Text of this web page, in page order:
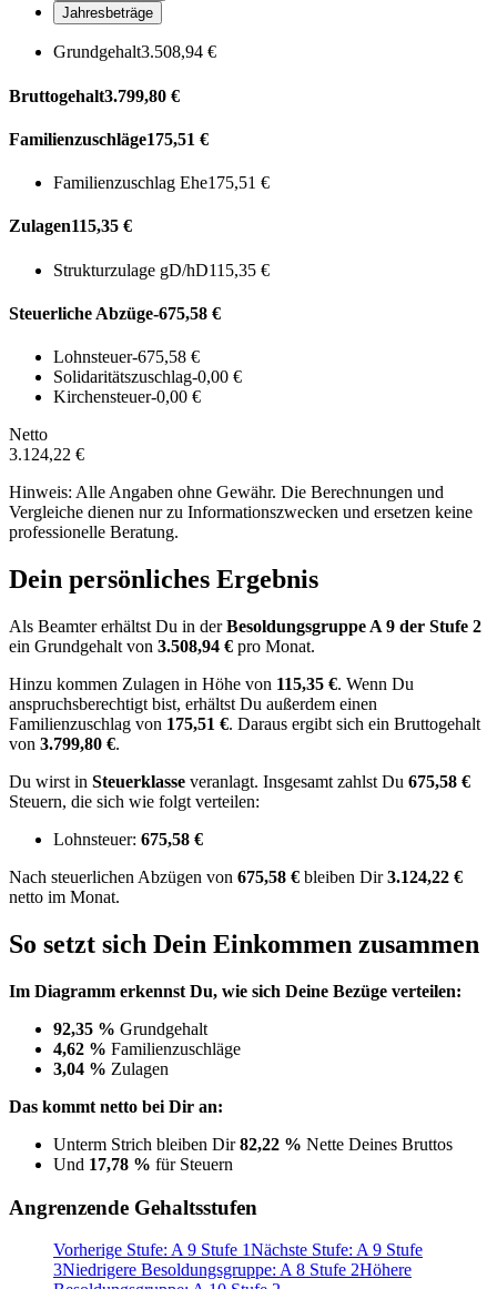
Jahresbeträge
Grundgehalt3.508,94 €
Bruttogehalt3.799,80 €
Familienzuschläge175,51 €
Familienzuschlag Ehe175,51 €
Zulagen115,35 €
Strukturzulage gD/hD115,35 €
Steuerliche Abzüge-675,58 €
Lohnsteuer-675,58 €
Solidaritätszuschlag-0,00 €
Kirchensteuer-0,00 €
Netto
3.124,22 €
Hinweis: Alle Angaben ohne Gewähr. Die Berechnungen und
Vergleiche dienen nur zu Informationszwecken und ersetzen keine
professionelle Beratung.
Dein persönliches Ergebnis
Als Beamter erhältst Du in derBesoldungsgruppe A 9 der Stufe 2
ein Grundgehalt von 3.508,94 € pro Monat.
Hinzu kommen Zulagen in Höhe von 115,35 €. Wenn Du
anspruchsberechtigt bist, erhältst Du außerdem einen
Familienzuschlag von 175,51 €. Daraus ergibt sich ein Bruttogehalt
von 3.799,80 €.
Du wirst in Steuerklasse veranlagt. Insgesamt zahlst Du 675,58 €
Steuern, die sich wie folgt verteilen:
Lohnsteuer: 675,58 €
Nach steuerlichen Abzügen von 675,58 € bleiben Dir3.124,22 €
netto im Monat.
So setzt sich Dein Einkommen zusammen
Im Diagramm erkennst Du, wie sich Deine Bezüge verteilen:
92,35 % Grundgehalt
4,62 % Familienzuschläge
3,04 % Zulagen
Das kommt netto bei Dir an:
Unterm Strich bleiben Dir82,22 % Nette Deines Bruttos
Und 17,78 % für Steuern
Angrenzende Gehaltsstufen
Vorherige Stufe: A 9 Stufe 1Nächste Stufe: A 9 Stufe
3Niedrigere Besoldungsgruppe: A 8 Stufe 2Höhere